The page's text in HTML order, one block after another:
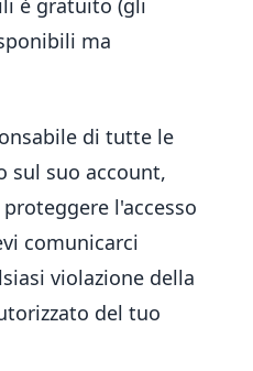
è gratuito (gli
ma
di tutte le
sul suo account,
l'accesso
comunicarci
violazione della
del tuo